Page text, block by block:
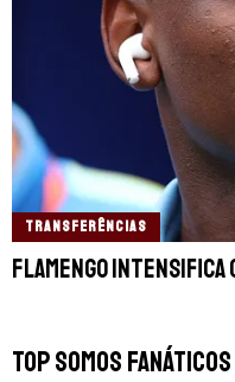
TRANSFERÊNCIAS
Flamengo intensifica
TOP SOMOS FANÁTICOS